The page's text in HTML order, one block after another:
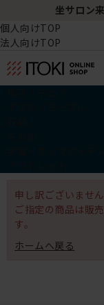
坐サロン
個人向けTOP
法人向けTOP
申し訳ございません
ご指定の商品は販
す。
ホームへ戻る